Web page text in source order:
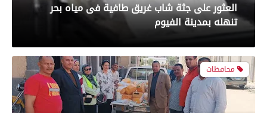
بعدسة الخبر المصري| شاهد أبرز لقطات مباراة
الأهلي وبيراميدز فى الدورى
رياضة
تموين الفيوم ضبط 450 كيلو جبنة رومى وموتزاريلا
منتهية الصلاحية وغير للاستهلاك الآدمي
محافظات